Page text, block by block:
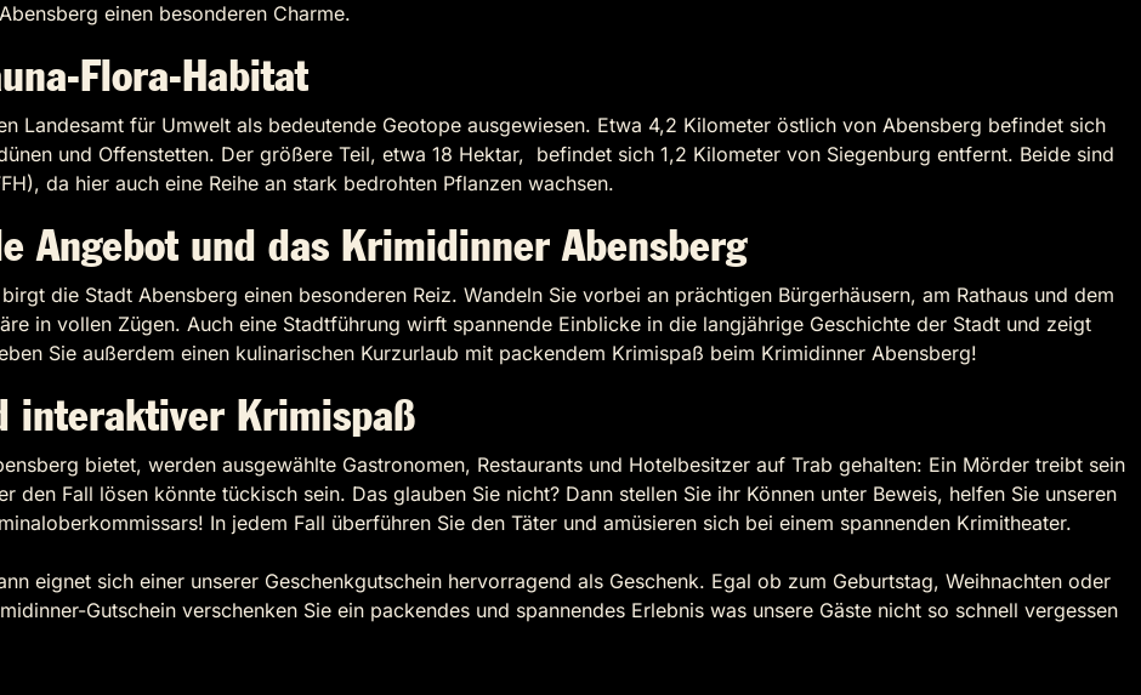
einen besonderen Charme.
Flora-Habitat
Landesamt für Umwelt als bedeutende Geotope ausgewiesen. Etwa 4,2 Kilometer östlich von Abensberg befindet sich
und Offenstetten. Der größere Teil, etwa 18 Hektar, befindet sich 1,2 Kilometer von Siegenburg entfernt. Beide sind
da hier auch eine Reihe an stark bedrohten Pflanzen wachsen.
Angebot und das Krimidinner Abensberg
die Stadt Abensberg einen besonderen Reiz. Wandeln Sie vorbei an prächtigen Bürgerhäusern, am Rathaus und dem
in vollen Zügen. Auch eine Stadtführung wirft spannende Einblicke in die langjährige Geschichte der Stadt und zeigt
Sie außerdem einen kulinarischen Kurzurlaub mit packendem Krimispaß beim Krimidinner Abensberg!
interaktiver Krimispaß
bietet, werden ausgewählte Gastronomen, Restaurants und Hotelbesitzer auf Trab gehalten: Ein Mörder treibt sein
den Fall lösen könnte tückisch sein. Das glauben Sie nicht? Dann stellen Sie ihr Können unter Beweis, helfen Sie unseren
In jedem Fall überführen Sie den Täter und amüsieren sich bei einem spannenden Krimitheater.
eignet sich einer unserer Geschenkgutschein hervorragend als Geschenk. Egal ob zum Geburtstag, Weihnachten oder
Gutschein verschenken Sie ein packendes und spannendes Erlebnis was unsere Gäste nicht so schnell vergessen